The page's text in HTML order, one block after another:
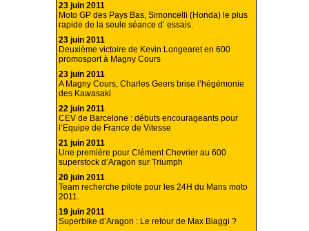
23 juin 2011
Moto GP des Pays Bas, Simoncelli (Honda) le plus
rapide de la seule séance d’ essais.
23 juin 2011
Deuxième victoire de Kevin Longearet en 600
promosport à Magny Cours
23 juin 2011
A Magny Cours, Charles Geers brise l’hégémonie
des Kawasaki
22 juin 2011
CEV de Barcelone : débuts encourageants pour
l’Equipe de France de Vitesse
21 juin 2011
Une première pour Clément Chevrier au 600
superstock d’Aragon sur Triumph
20 juin 2011
Team recherche pilote pour les 24H du Mans moto
2011.
19 juin 2011
Superbike d’Aragon : Le retour de Max Biaggi ?